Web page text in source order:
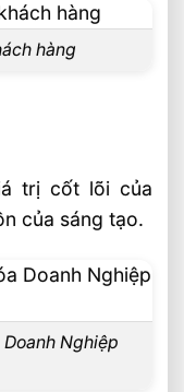
hàng
trị cốt lõi của
của sáng tạo.
Nghiệp